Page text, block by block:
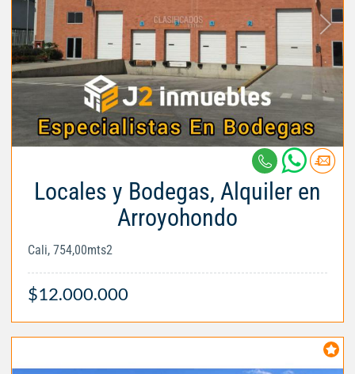
Locales y Bodegas, Alquiler en
Arroyohondo
Cali, 754,00mts2
$12.000.000